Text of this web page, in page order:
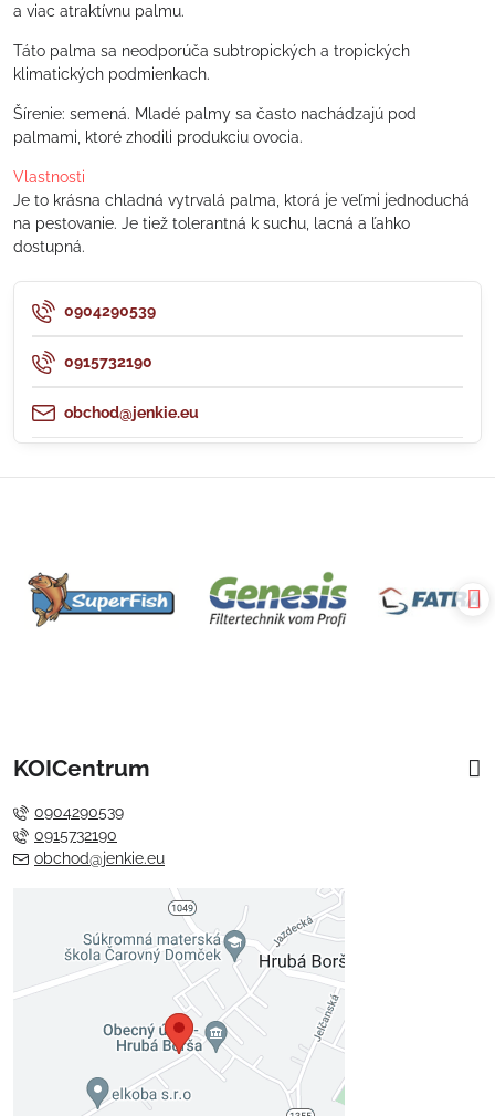
a viac atraktívnu palmu.
Táto palma sa neodporúča subtropických a tropických
klimatických podmienkach.
Šírenie: semená. Mladé palmy sa často nachádzajú pod
palmami, ktoré zhodili produkciu ovocia.
Vlastnosti
Je to krásna chladná vytrvalá palma, ktorá je veľmi jednoduchá
na pestovanie. Je tiež tolerantná k suchu, lacná a ľahko
dostupná.
0904290539
0915732190
obchod@jenkie.eu
KOICentrum
0904290539
0915732190
obchod@jenkie.eu
Externý obsah je blokovaný
Voľbami súkromia
Prajete si načítať externý obsah?
Povoliť tentokrát